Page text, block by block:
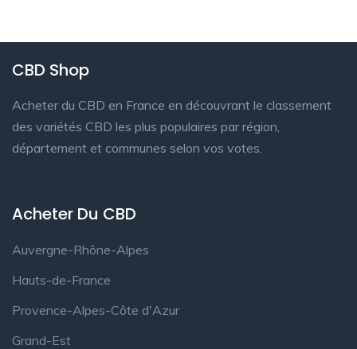
CBD Shop
Acheter du CBD en France en découvrant le classement
des variétés CBD les plus populaires par région,
département et communes selon vos votes.
Acheter Du CBD
Auvergne-Rhône-Alpes
Hauts-de-France
Provence-Alpes-Côte d'Azur
Grand-Est